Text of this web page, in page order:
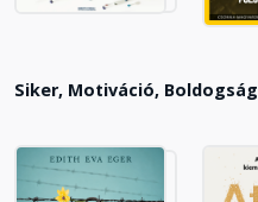
Siker, Motiváció, Boldogság